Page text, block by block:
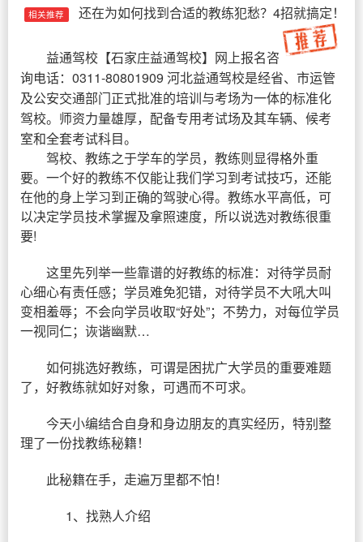
相关推荐 还在为如何找到合适的教练犯愁？4招就搞定！
益通驾校 【石家庄益通驾校】网上报名咨
询电话：0311-80801909 河北益通驾校是经省、市运管
及公安交通部门正式批准的培训与考场为一体的标准化
驾校。师资力量雄厚，配备专用考试场及其车辆、候考
室和全套考试科目。
驾校、教练之于学车的学员，教练则显得格外重
要。一个好的教练不仅能让我们学习到考试技巧，还能
在他的身上学习到正确的驾驶心得。教练水平高低，可
以决定学员技术掌握及拿照速度，所以说选对教练很重
要!
这里先列举一些靠谱的好教练的标准：对待学员耐
心细心有责任感；学员难免犯错，对待学员不大吼大叫
变相羞辱；不会向学员收取“好处”；不势力，对每位学员
一视同仁；诙谐幽默…
如何挑选好教练，可谓是困扰广大学员的重要难题
了，好教练就如好对象，可遇而不可求。
今天小编结合自身和身边朋友的真实经历，特别整
理了一份找教练秘籍！
此秘籍在手，走遍万里都不怕！
1、找熟人介绍